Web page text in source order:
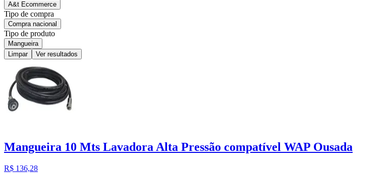
A&t Ecommerce
Tipo de compra
Compra nacional
Tipo de produto
Mangueira
Limpar
Ver resultados
Mangueira 10 Mts Lavadora Alta Pressão compatível WAP Ousada
R$ 136,28